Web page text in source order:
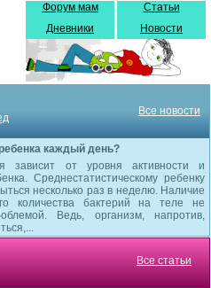
Форум мам
Дневники
Статьи
Новости
Все новости
каждый день?
зависит от уровня активности и
Среднестатистическому ребенку
несколько раз в неделю. Наличие
количества бактерий на теле не
Ведь, организм, напротив,
Все статьи